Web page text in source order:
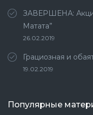
ЗАВЕРШЕНА:
Матата”
26.02.2019
Грациозная и
19.02.2019
Популярные